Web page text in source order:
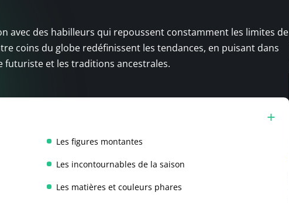
avec des habilleurs qui repoussent constamment les limites de
coins du globe redéfinissent les tendances, en puisant dans
futuriste et les traditions ancestrales.
Les figures montantes
Les incontournables de la saison
Les matières et couleurs phares